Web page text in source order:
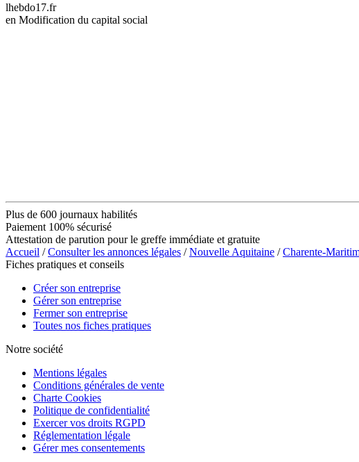
lhebdo17.fr
en Modification du capital social
Plus de 600 journaux habilités
Paiement 100% sécurisé
Attestation de parution pour le greffe immédiate et gratuite
Accueil /Consulter les annonces légales /Nouvelle Aquitaine /Charente-
Fiches pratiques et conseils
Créer son entreprise
Gérer son entreprise
Fermer son entreprise
Toutes nos fiches pratiques
Notre société
Mentions légales
Conditions générales de vente
Charte Cookies
Politique de confidentialité
Exercer vos droits RGPD
Réglementation légale
Gérer mes consentements